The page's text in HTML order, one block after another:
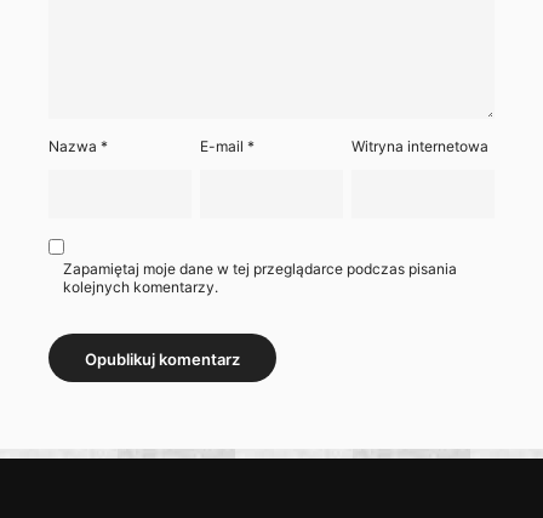
Nazwa * E-mail* Witryna internetowa
Zapamiętaj moje dane w tej przeglądarce podczas pisania
kolejnych komentarzy.